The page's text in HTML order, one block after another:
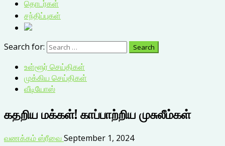
தொடர்கள்
சந்திப்புகள்
Search for:
உள்ளூர் செய்திகள்
முக்கிய செய்திகள்
வீடியோஸ்
கதறிய மக்கள்! காப்பாற்றிய முசுலீம்கள்
வணக்கம் ஸ்ரீவை September 1, 2024